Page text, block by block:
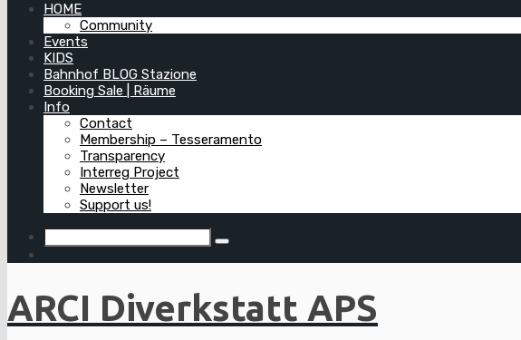
HOME
Community
Events
KIDS
Bahnhof BLOG Stazione
Booking Sale | Räume
Info
Contact
Membership – Tesseramento
Transparency
Interreg Project
Newsletter
Support us!
ARCI Diverkstatt APS